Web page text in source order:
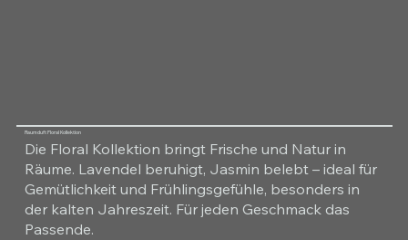
Raumduft Floral Kollektion
Die Floral Kollektion bringt Frische und Natur in
Räume. Lavendel beruhigt, Jasmin belebt – ideal für
Gemütlichkeit und Frühlingsgefühle, besonders in
der kalten Jahreszeit. Für jeden Geschmack das
Passende.